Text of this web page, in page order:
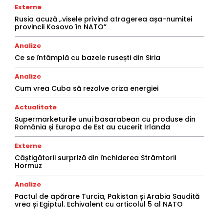
Externe
Rusia acuză „visele privind atragerea așa-numitei
provincii Kosovo în NATO”
Analize
Ce se întâmplă cu bazele rusești din Siria
Analize
Cum vrea Cuba să rezolve criza energiei
Actualitate
Supermarketurile unui basarabean cu produse din
România și Europa de Est au cucerit Irlanda
Externe
Câștigătorii surpriză din închiderea Strâmtorii
Hormuz
Analize
Pactul de apărare Turcia, Pakistan și Arabia Saudită
vrea și Egiptul. Echivalent cu articolul 5 al NATO